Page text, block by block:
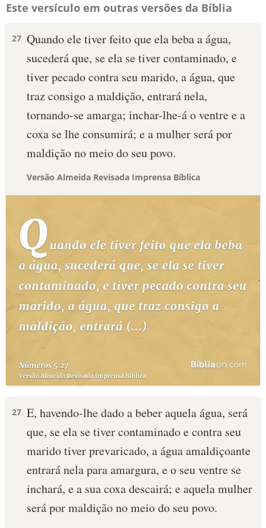
Este versículo em outras versões da Bíblia
27 Quando ele tiver feito que ela beba a água,
sucederá que, se ela se tiver contaminado, e
tiver pecado contra seu marido, a água, que
traz consigo a maldição, entrará nela,
tornando-se amarga; inchar-lhe-á o ventre e a
coxa se lhe consumirá; e a mulher será por
maldição no meio do seu povo.
Versão Almeida Revisada Imprensa Bíblica
27 E, havendo-lhe dado a beber aquela água, será
que, se ela se tiver contaminado e contra seu
marido tiver prevaricado, a água amaldiçoante
entrará nela para amargura, e o seu ventre se
inchará, e a sua coxa descairá; e aquela mulher
será por maldição no meio do seu povo.